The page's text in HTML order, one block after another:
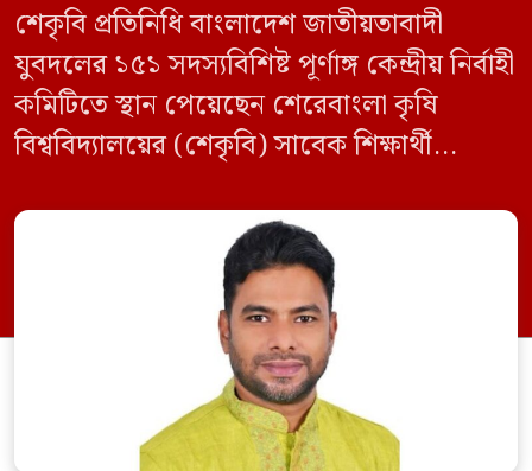
শেকৃবি প্রতিনিধি বাংলাদেশ জাতীয়তাবাদী
যুবদলের ১৫১ সদস্যবিশিষ্ট পূর্ণাঙ্গ কেন্দ্রীয় নির্বাহী
কমিটিতে স্থান পেয়েছেন শেরেবাংলা কৃষি
বিশ্ববিদ্যালয়ের (শেকৃবি) সাবেক শিক্ষার্থী
তাকে কেন্দ্রীয় কৃষি বিষয়ক সম্পাদক হিসেবে
দায়িত্ব দেওয়া হয়েছে। বৃহস্পতিবার বিএনপির
সিনিয়র যুগ্ম মহাসচিব রুহুল কবির রিজভী
স্বাক্ষরিত এক বিজ্ঞপ্তিতে নতুন কমিটির
অনুমোদনের বিষয়টি জানানো হয়। কমিটিতে
আব্দুল মোনায়েম মুন্নাকে সভাপতি […]